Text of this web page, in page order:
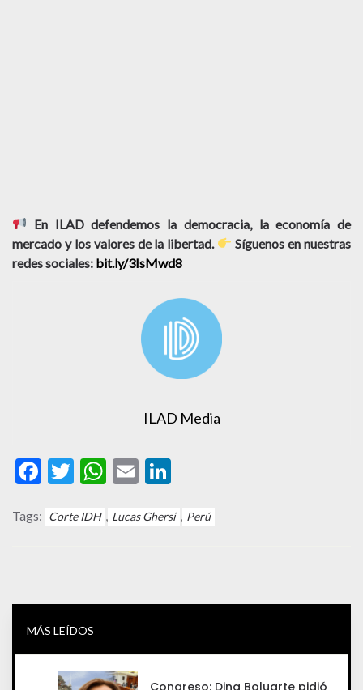
En ILAD defendemos la democracia, la economía de
mercado y los valores de la libertad.
Síguenos en nuestras
redes sociales: bit.ly/3IsMwd8
ILAD Media
Facebook
Twitter
WhatsApp
Email
Tags: Corte IDH Lucas Ghersi Perú
MÁS LEÍDOS